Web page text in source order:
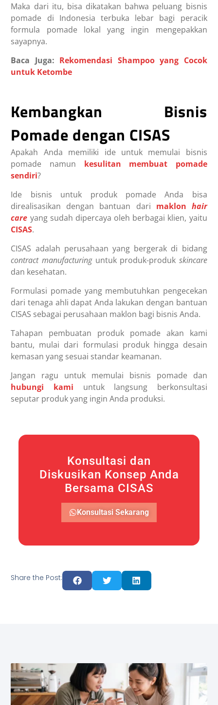
Maka dari itu, bisa dikatakan bahwa peluang bisnis
pomade di Indonesia terbuka lebar bagi peracik
formula pomade lokal yang ingin mengepakkan
sayapnya.
Baca Juga: Rekomendasi Shampoo yang Cocok
untuk Ketombe
Kembangkan Bisnis
Pomade dengan CISAS
Apakah Anda memiliki ide untuk memulai bisnis
pomade namun kesulitan membuat pomade
sendiri?
Ide bisnis untuk produk pomade Anda bisa
direalisasikan dengan bantuan dari maklon hair
care yang sudah dipercaya oleh berbagai klien, yaitu
CISAS.
CISAS adalah perusahaan yang bergerak di bidang
contract manufacturinguntuk produk-produk skincare
dan kesehatan.
Formulasi pomade yang membutuhkan pengecekan
dari tenaga ahli dapat Anda lakukan dengan bantuan
CISAS sebagai perusahaan maklon bagi bisnis Anda.
Tahapan pembuatan produk pomade akan kami
bantu, mulai dari formulasi produk hingga desain
kemasan yang sesuai standar keamanan.
Jangan ragu untuk memulai bisnis pomade dan
hubungi kami untuk langsung berkonsultasi
seputar produk yang ingin Anda produksi.
Konsultasi dan
Diskusikan Konsep Anda
Bersama CISAS
Konsultasi Sekarang
Share the Post: